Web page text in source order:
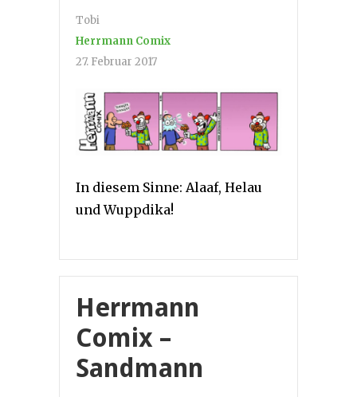
Tobi
Herrmann Comix
27. Februar 2017
In diesem Sinne: Alaaf, Helau
und Wuppdika!
Herrmann
Comix –
Sandmann